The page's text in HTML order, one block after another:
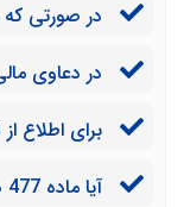
برای اجرای حکم
در صورتی
رسیدگی می‌شود؟
در دعاوی
ارائه شده از طرف
برای اطلاع